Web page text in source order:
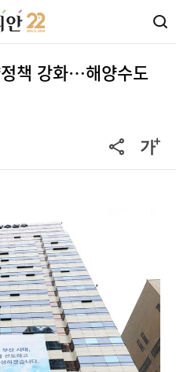
책 강화…해양수도